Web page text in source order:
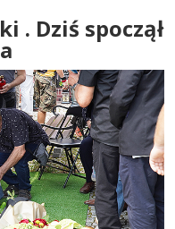
. Dziś spoczął